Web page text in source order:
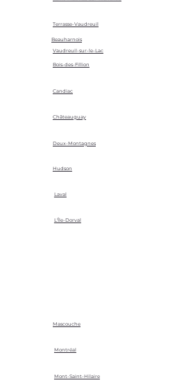
Terrasse-Vaudreuil
Vaudreuil-sur-le-Lac
Beauharnois
Bois-des-Fillion
Candiac
Châteauguay
Deux-Montagnes
Hudson
Laval
L'Île-Dorval
Mascouche
Montréal
Mont-Saint-Hilaire